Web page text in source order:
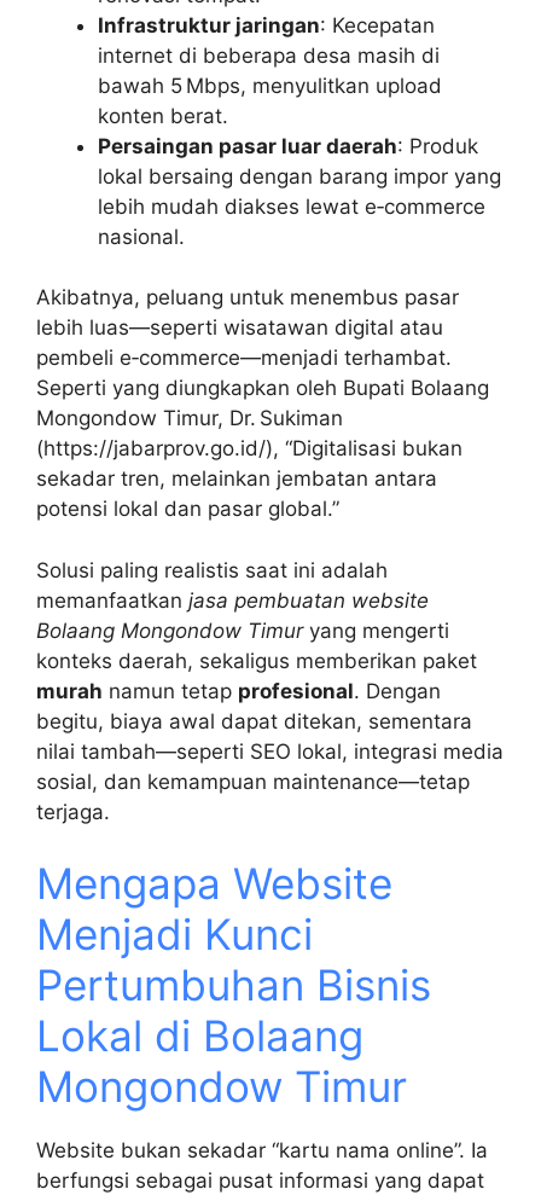
Infrastruktur jaringan: Kecepatan
internet di beberapa desa masih di
bawah 5 Mbps, menyulitkan upload
konten berat.
Persaingan pasar luar daerah: Produk
lokal bersaing dengan barang impor yang
lebih mudah diakses lewat e‑commerce
nasional.
Akibatnya, peluang untuk menembus pasar
lebih luas—seperti wisatawan digital atau
pembeli e‑commerce—menjadi terhambat.
Seperti yang diungkapkan oleh Bupati Bolaang
Mongondow Timur, Dr. Sukiman
(https://jabarprov.go.id/), “Digitalisasi bukan
sekadar tren, melainkan jembatan antara
potensi lokal dan pasar global.”
Solusi paling realistis saat ini adalah
memanfaatkan jasa pembuatan website
Bolaang Mongondow Timuryang mengerti
konteks daerah, sekaligus memberikan paket
murah namun tetap profesional. Dengan
begitu, biaya awal dapat ditekan, sementara
nilai tambah—seperti SEO lokal, integrasi media
sosial, dan kemampuan maintenance—tetap
terjaga.
Mengapa Website
Menjadi Kunci
Pertumbuhan Bisnis
Lokal di Bolaang
Mongondow Timur
Website bukan sekadar “kartu nama online”. Ia
berfungsi sebagai pusat informasi yang dapat